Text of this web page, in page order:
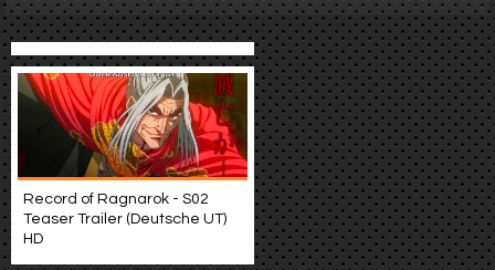
Record of Ragnarok - S02
Teaser Trailer (Deutsche UT)
HD